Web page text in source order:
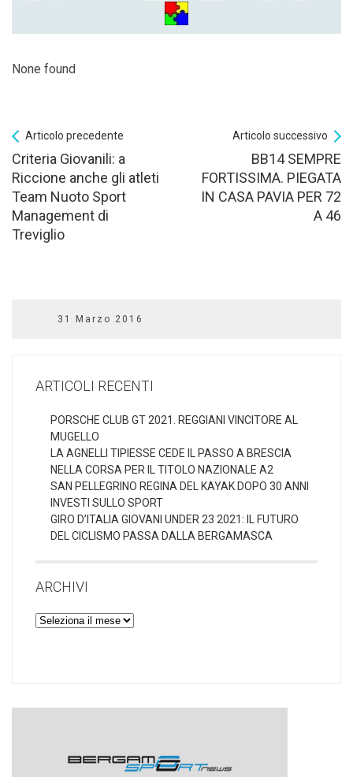
None found
Articolo precedente
Criteria Giovanili: a
Riccione anche gli atleti
Team Nuoto Sport
Management di
Treviglio
Articolo successivo
BB14 SEMPRE
FORTISSIMA. PIEGATA
IN CASA PAVIA PER 72
A 46
31 Marzo 2016
ARTICOLI RECENTI
PORSCHE CLUB GT 2021. REGGIANI VINCITORE AL
MUGELLO
LA AGNELLI TIPIESSE CEDE IL PASSO A BRESCIA
NELLA CORSA PER IL TITOLO NAZIONALE A2
SAN PELLEGRINO REGINA DEL KAYAK DOPO 30 ANNI
INVESTI SULLO SPORT
GIRO D’ITALIA GIOVANI UNDER 23 2021: IL FUTURO
DEL CICLISMO PASSA DALLA BERGAMASCA
ARCHIVI
Archivi